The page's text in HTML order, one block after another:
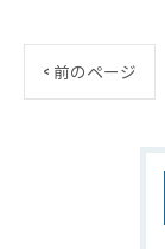
< 前のページ